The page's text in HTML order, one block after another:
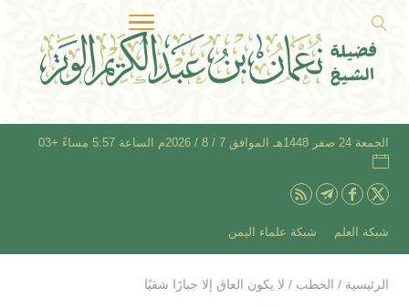
الجمعة 24 صفر 1448هـ الموافق 7 / 8 / 2026م الساعة 5:57 مساءً +03
شبكة العلم شبكة علماء اليمن
الرئيسية / الخطب / لا يكون العاق إلا جبارًا شقيًا